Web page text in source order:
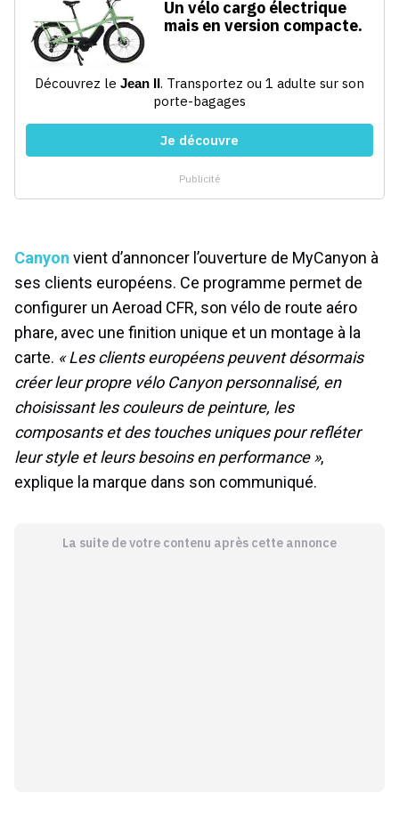
Canyon vient d’annoncer l’ouverture de MyCanyon à
ses clients européens. Ce programme permet de
configurer un Aeroad CFR, son vélo de route aéro
phare, avec une finition unique et un montage à la
carte. « Les clients européens peuvent désormais
créer leur propre vélo Canyon personnalisé, en
choisissant les couleurs de peinture, les
composants et des touches uniques pour refléter
leur style et leurs besoins en performance »,
explique la marque dans son communiqué.
La suite de votre contenu après cette annonce